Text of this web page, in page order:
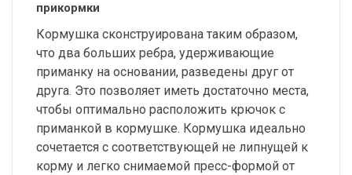
прикормки
Кормушка сконструирована таким образом,
что два больших ребра, удерживающие
приманку на основании, разведены друг от
друга. Это позволяет иметь достаточно места,
чтобы оптимально расположить крючок с
приманкой в кормушке. Кормушка идеально
сочетается с соответствующей не липнущей к
корму и легко снимаемой пресс-формой от